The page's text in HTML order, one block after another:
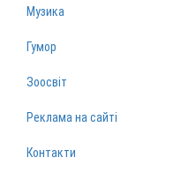
Музика
Гумор
Зоосвіт
Реклама на сайті
Контакти